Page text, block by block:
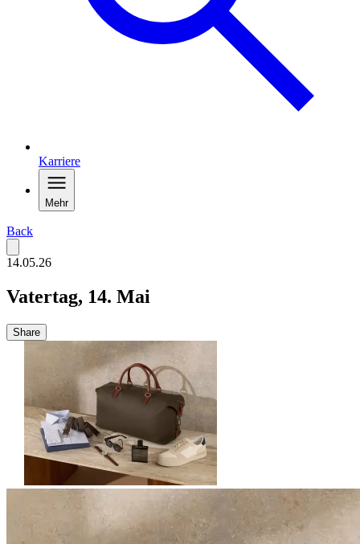
Karriere
Mehr
Back
14.05.26
Vatertag, 14. Mai
Share